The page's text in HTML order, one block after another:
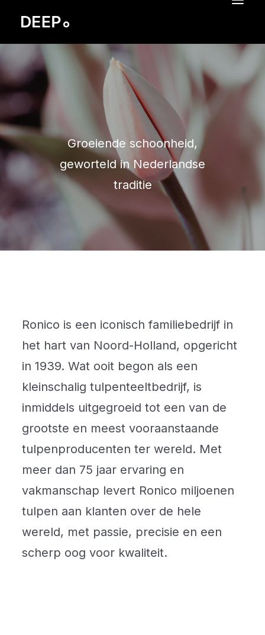
WORK
APPROACH
SERVICES
ABOUT
CONTACT
Ronico
Groeiende schoonheid,
geworteld in Nederlandse
traditie
Ronico is een iconisch familiebedrijf in
het hart van Noord-Holland, opgericht
in 1939. Wat ooit begon als een
kleinschalig tulpenteeltbedrijf, is
inmiddels uitgegroeid tot een van de
grootste en meest vooraanstaande
tulpenproducenten ter wereld. Met
meer dan 75 jaar ervaring en
vakmanschap levert Ronico miljoenen
tulpen aan klanten over de hele
wereld, met passie, precisie en een
scherp oog voor kwaliteit.